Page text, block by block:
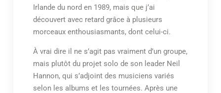
Irlande du nord en 1989, mais que j’ai
découvert avec retard grâce à plusieurs
morceaux enthousiasmants, dont celui-ci.
À vrai dire il ne s’agit pas vraiment d’un groupe,
mais plutôt du projet solo de son leader Neil
Hannon, qui s’adjoint des musiciens variés
selon les albums et les tournées. Après une